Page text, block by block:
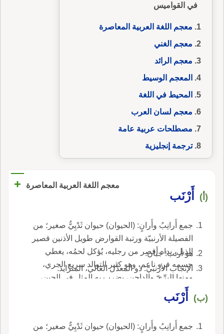
في القواميس
معجم اللغة العربية المعاصرة
معجم الغني
معجم الرائد
المعجم الوسيط
المحيط في اللغة
معجم لسان العرب
مصطلحات عربية عامة
ترجمة إنجليزية
معجم اللغة العربية المعاصرة +
(أ) أَرْنَب
جمع أَرانِبُ وأَرانٍ: (الحيوان) حيوان ثَدْيِيٌّ صغير؛ من
الفصيلة الأرنبيّة ورتبة القوارض طويل الأذنين قصير
الذيل، يداه أقصر من رجليه، يُؤكل لحمُه، يغطي
جسمه فرو ناعم، وهو كثير التوالد سريع الجري،
ومنها البرِّيّ والداجن، يضرب به المثل في الجبن،
يطلق على الذكر والأنثى، وقد يقال أرنبة للذكر
والأنثى كذلك.
هو أرنب: جبان.
الإنجاب الأرنبيّ: ذو المعدَّل العالي، المتزايد.
(ب) أَرْنَب
جمع أَرانِبُ وأَرانٍ: (الحيوان) حيوان ثَدْيِيٌّ صغير؛ من